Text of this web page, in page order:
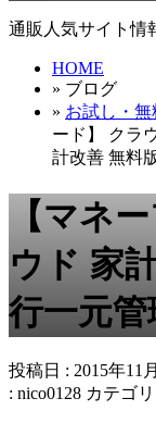
通販人気サイト情
HOME
» ブログ
» お試し・無
ード】 クラ
計改善 無料
【マネ
ウド 家
行一元
投稿日 : 2015年11
: nico0128 カテゴ